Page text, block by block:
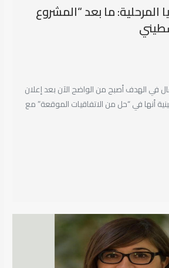
المرحلية: ما بعد “المشروع
في الهدف أصبح من الواضح الآن بعد إعلان
أنها في “حل من الاتفاقيات الموقعة” مع